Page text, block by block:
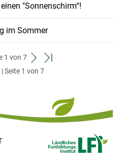
"Sonnenschirm“!
im Sommer
1 von 7
weiter
zum
zum
Seite 1 von 7